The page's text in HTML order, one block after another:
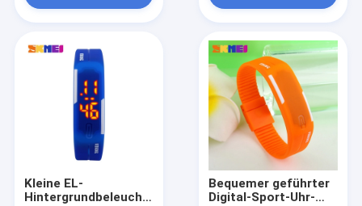
Kleine EL-
Hintergrundbeleuchtung
Bequemer geführter
Digital-Sport-Uhr-